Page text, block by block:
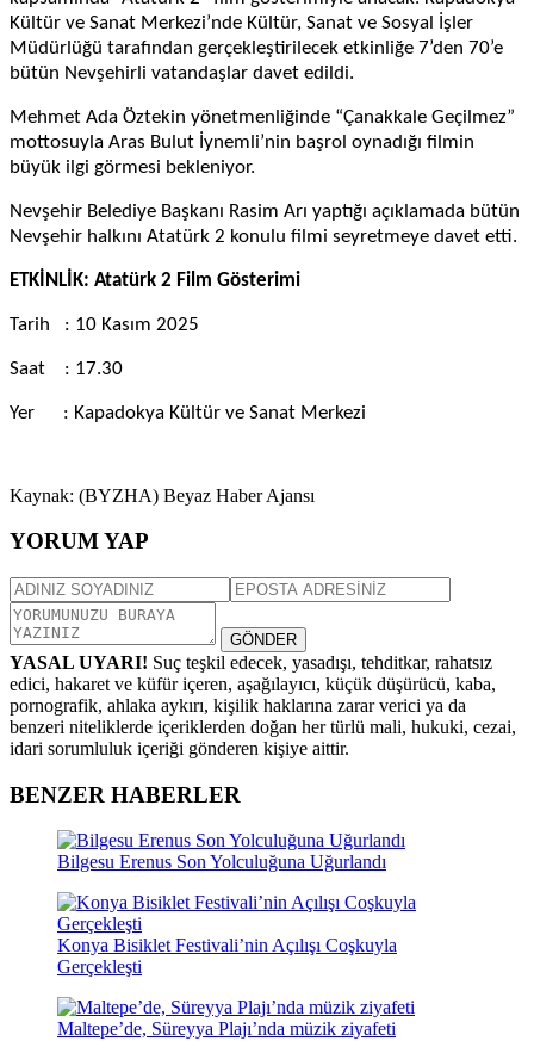
Kültür ve Sanat Merkezi’nde Kültür, Sanat ve Sosyal İşler
Müdürlüğü tarafından gerçekleştirilecek etkinliğe 7’den 70’e
bütün Nevşehirli vatandaşlar davet edildi.
Mehmet Ada Öztekin yönetmenliğinde “Çanakkale Geçilmez”
mottosuyla Aras Bulut İynemli’nin başrol oynadığı filmin
büyük ilgi görmesi bekleniyor.
Nevşehir Belediye Başkanı Rasim Arı yaptığı açıklamada bütün
Nevşehir halkını Atatürk 2 konulu filmi seyretmeye davet etti.
ETKİNLİK: Atatürk 2 Film Gösterimi
Tarih : 10 Kasım 2025
Saat : 17.30
Yer : Kapadokya Kültür ve Sanat Merkezi
Kaynak: (BYZHA) Beyaz Haber Ajansı
YORUM YAP
GÖNDER
YASAL UYARI! Suç teşkil edecek, yasadışı, tehditkar, rahatsız
edici, hakaret ve küfür içeren, aşağılayıcı, küçük düşürücü, kaba,
pornografik, ahlaka aykırı, kişilik haklarına zarar verici ya da
benzeri niteliklerde içeriklerden doğan her türlü mali, hukuki, cezai,
idari sorumluluk içeriği gönderen kişiye aittir.
BENZER HABERLER
Bilgesu Erenus Son Yolculuğuna Uğurlandı
Konya Bisiklet Festivali’nin Açılışı Coşkuyla
Gerçekleşti
Maltepe’de, Süreyya Plajı’nda müzik ziyafeti